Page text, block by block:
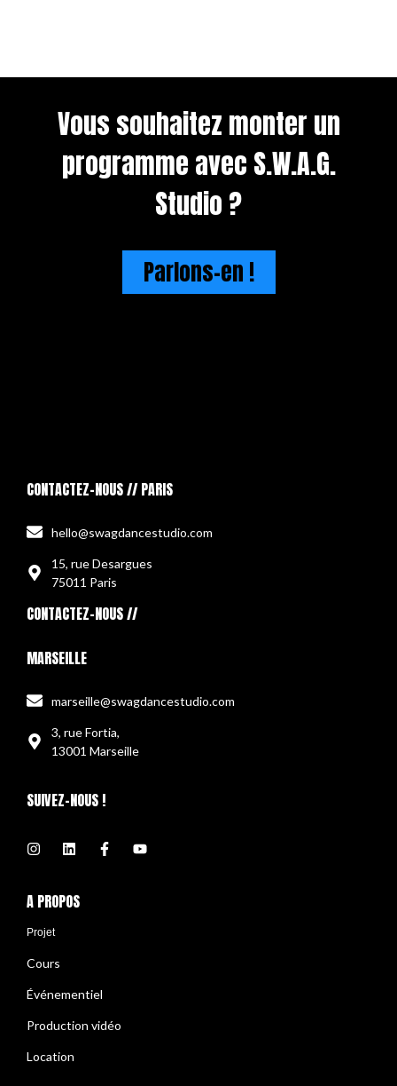
Vous souhaitez monter un
programme avec S.W.A.G.
Studio ?
Parlons-en !
CONTACTEZ-NOUS // PARIS
hello@swagdancestudio.com
15, rue Desargues
75011 Paris
CONTACTEZ-NOUS //
MARSEILLE
marseille@swagdancestudio.com
3, rue Fortia,
13001 Marseille
SUIVEZ-NOUS !
A PROPOS
Projet
Cours
Événementiel
Production vidéo
Location